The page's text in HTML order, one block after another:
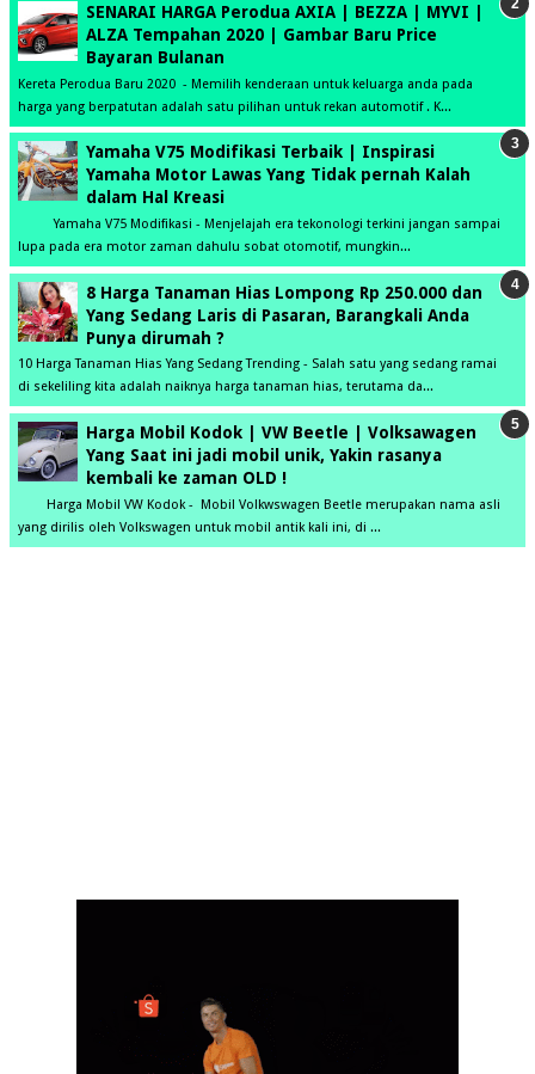
SENARAI HARGA Perodua AXIA | BEZZA | MYVI |
ALZA Tempahan 2020 | Gambar Baru Price
Bayaran Bulanan
Kereta Perodua Baru 2020 - Memilih kenderaan untuk keluarga anda pada
harga yang berpatutan adalah satu pilihan untuk rekan automotif . K...
Yamaha V75 Modifikasi Terbaik | Inspirasi
Yamaha Motor Lawas Yang Tidak pernah Kalah
dalam Hal Kreasi
Yamaha V75 Modifikasi - Menjelajah era tekonologi terkini jangan sampai
lupa pada era motor zaman dahulu sobat otomotif, mungkin...
8 Harga Tanaman Hias Lompong Rp 250.000 dan
Yang Sedang Laris di Pasaran, Barangkali Anda
Punya dirumah ?
10 Harga Tanaman Hias Yang Sedang Trending - Salah satu yang sedang ramai
di sekeliling kita adalah naiknya harga tanaman hias, terutama da...
Harga Mobil Kodok | VW Beetle | Volksawagen
Yang Saat ini jadi mobil unik, Yakin rasanya
kembali ke zaman OLD !
Harga Mobil VW Kodok - Mobil Volkwswagen Beetle merupakan nama asli
yang dirilis oleh Volkswagen untuk mobil antik kali ini, di ...